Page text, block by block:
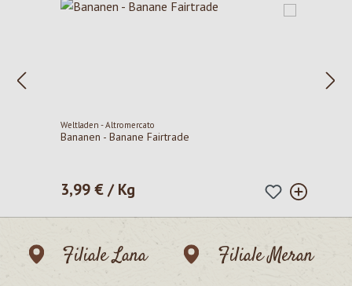
Weltladen - Altromercato
Bananen - Banane Fairtrade
Regulärer Preis:
3,99 € / Kg
Filiale Lana
Filiale Meran